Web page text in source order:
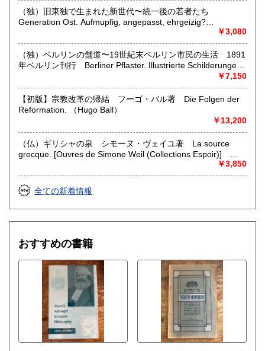
取り扱い分野
哲学宗教、美術工芸、外国文学、外国書、古書一般（その
（独）旧東独で生まれた新世代〜統一後の若者たち
Generation Ost. Aufmupfig, angepasst, ehrgeizig?
Jugendliche nach der Wende. Zwolf Selbstaussagen. Mit
Billerbeck）
￥3,080
（独）ベルリンの舗道〜19世紀末ベルリン市民の生活 1891
年ベルリン刊行 Berliner Pflaster. Illustrierte Schilderungen
(hg.)）
￥7,150
【初版】宗教改革の帰結 フーゴ・バル著 Die Folgen der
Reformation. （Hugo Ball）
￥13,200
（仏）ギリシャの泉 シモーヌ・ヴェイユ著 La source
grecque. [Ouvres de Simone Weil (Collections Espoir)]
￥3,850
全ての新着情報
おすすめの書籍